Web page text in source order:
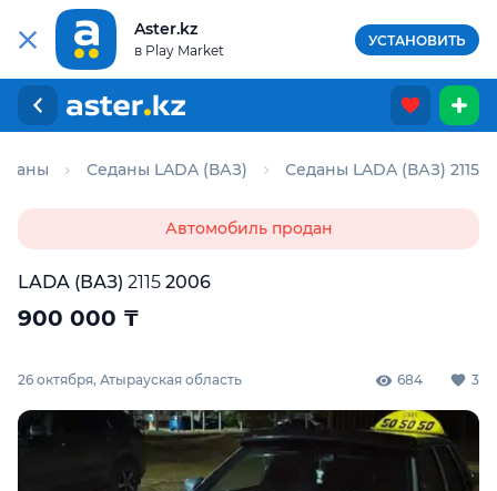
Aster.kz
в Play Market
УСТАНОВИТЬ
Седаны LADA (ВАЗ) Седаны LADA (ВАЗ) 2115
Автомобиль продан
LADA (ВАЗ) 2115 2006
900 000 ₸
26 октября, Атырауская область 684 3